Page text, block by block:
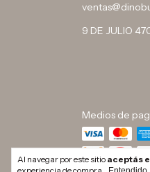
Al navegar por este sitio aceptás
9 DE JULIO
Medios de